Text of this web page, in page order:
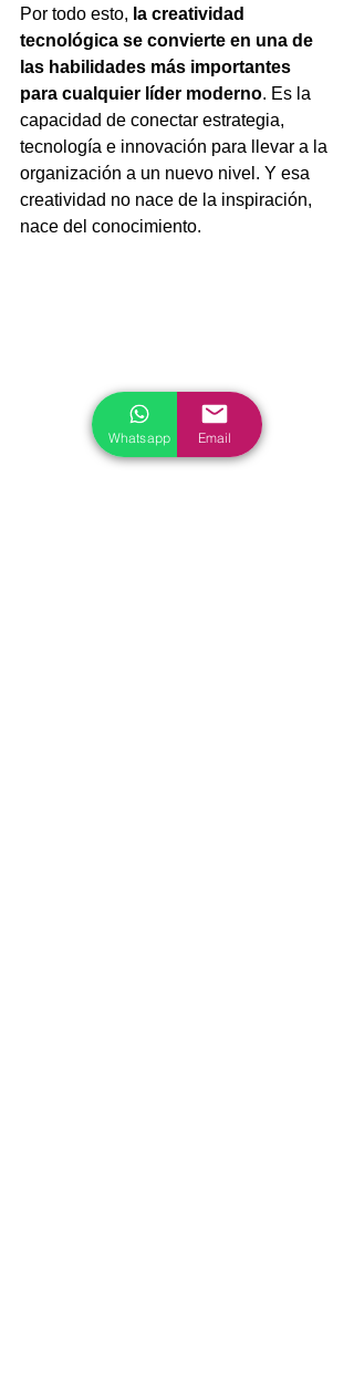
Por todo esto, la creatividad
tecnológica se convierte en una de
las habilidades más importantes
para cualquier líder moderno. Es la
capacidad de conectar estrategia,
tecnología e innovación para llevar a la
organización a un nuevo nivel. Y esa
creatividad no nace de la inspiración,
nace del conocimiento.
Whatsapp Email